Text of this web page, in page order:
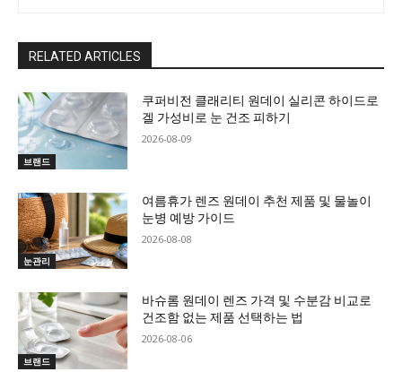
RELATED ARTICLES
브랜드
쿠퍼비전 클래리티 원데이 실리콘 하이드로
겔 가성비로 눈 건조 피하기
2026-08-09
눈관리
여름휴가 렌즈 원데이 추천 제품 및 물놀이
눈병 예방 가이드
2026-08-08
브랜드
바슈롬 원데이 렌즈 가격 및 수분감 비교로
건조함 없는 제품 선택하는 법
2026-08-06